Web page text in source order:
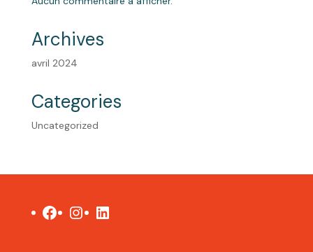
Archives
avril 2024
Categories
Uncategorized
Facebook
Instagram
LinkedIn